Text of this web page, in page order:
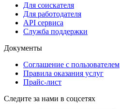
Для соискателя
Для работодателя
API сервиса
Служба поддержки
Документы
Соглашение с пользователем
Правила оказания услуг
Прайс-лист
Следите за нами в соцсетях